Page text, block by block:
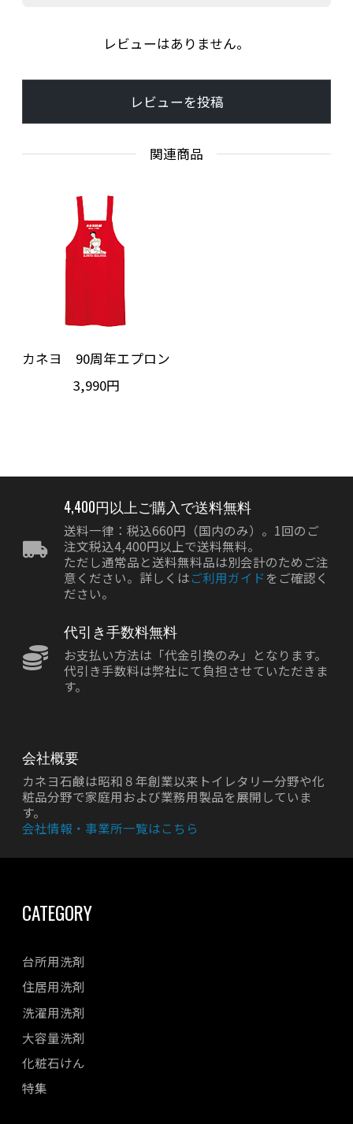
レビューはありません。
レビューを投稿
関連商品
カネヨ 90周年エプロン
3,990円
4,400円以上ご購入で送料無料
送料一律：税込660円（国内のみ）。1回のご
注文税込4,400円以上で送料無料。
ただし通常品と送料無料品は別会計のためご注
意ください。詳しくはご利用ガイド をご確認く
ださい。
代引き手数料無料
お支払い方法は「代金引換のみ」となります。
代引き手数料は弊社にて負担させていただきま
す。
会社概要
カネヨ石鹸は昭和８年創業以来トイレタリー分野や化
粧品分野で家庭用および業務用製品を展開していま
す。
会社情報・事業所一覧はこちら
CATEGORY
台所用洗剤
住居用洗剤
洗濯用洗剤
大容量洗剤
化粧石けん
特集